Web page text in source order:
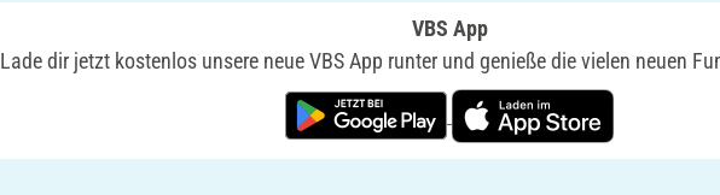
VBS App
Lade dir jetzt kostenlos unsere neue VBS App runter und genieße die vielen neuen